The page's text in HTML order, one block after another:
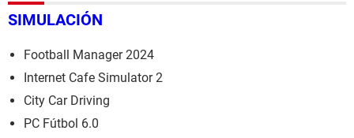
SIMULACIÓN
Football Manager 2024
Internet Cafe Simulator 2
City Car Driving
PC Fútbol 6.0